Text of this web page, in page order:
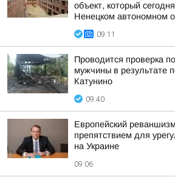
объект, который
Ненецком автономном
09:11
Проводится проверка
мужчины в результате
Катунино
09:40
Европейский
препятствием для
на Украине
09:06